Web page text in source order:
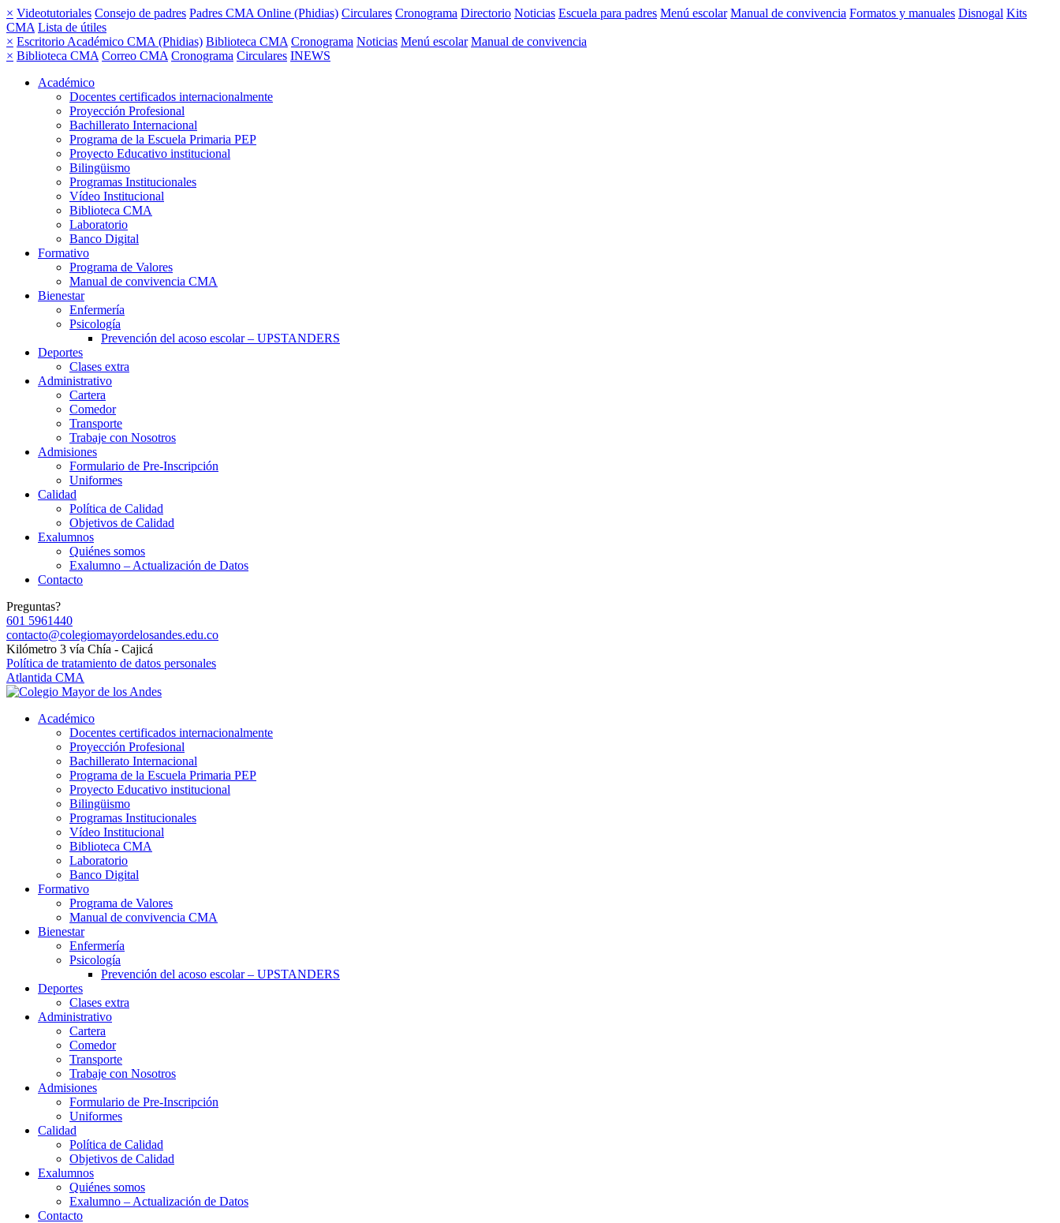
× Videotutoriales Consejo de padres Padres CMA Online (Phidias) Circulares Cronograma Directorio Noticias Escuela para padres Menú escolar Manual de convivencia Formatos y manuales Disnogal Kits
CMA Lista de útiles
× Escritorio Académico CMA (Phidias) Biblioteca CMA Cronograma Noticias Menú escolar Manual de convivencia
× Biblioteca CMA Correo CMA Cronograma Circulares INEWS
Académico
Docentes certificados internacionalmente
Proyección Profesional
Bachillerato Internacional
Programa de la Escuela Primaria PEP
Proyecto Educativo institucional
Bilingüismo
Programas Institucionales
Vídeo Institucional
Biblioteca CMA
Laboratorio
Banco Digital
Formativo
Programa de Valores
Manual de convivencia CMA
Bienestar
Enfermería
Psicología
Prevención del acoso escolar – UPSTANDERS
Deportes
Clases extra
Administrativo
Cartera
Comedor
Transporte
Trabaje con Nosotros
Admisiones
Formulario de Pre-Inscripción
Uniformes
Calidad
Política de Calidad
Objetivos de Calidad
Exalumnos
Quiénes somos
Exalumno – Actualización de Datos
Contacto
Preguntas?
601 5961440
contacto@colegiomayordelosandes.edu.co
Kilómetro 3 vía Chía - Cajicá
Política de tratamiento de datos personales
Atlantida CMA
Académico
Docentes certificados internacionalmente
Proyección Profesional
Bachillerato Internacional
Programa de la Escuela Primaria PEP
Proyecto Educativo institucional
Bilingüismo
Programas Institucionales
Vídeo Institucional
Biblioteca CMA
Laboratorio
Banco Digital
Formativo
Programa de Valores
Manual de convivencia CMA
Bienestar
Enfermería
Psicología
Prevención del acoso escolar – UPSTANDERS
Deportes
Clases extra
Administrativo
Cartera
Comedor
Transporte
Trabaje con Nosotros
Admisiones
Formulario de Pre-Inscripción
Uniformes
Calidad
Política de Calidad
Objetivos de Calidad
Exalumnos
Quiénes somos
Exalumno – Actualización de Datos
Contacto